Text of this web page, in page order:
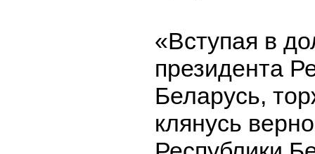
«Вступая в
президента
Беларусь,
клянусь